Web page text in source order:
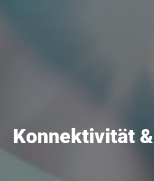
Konnektivität